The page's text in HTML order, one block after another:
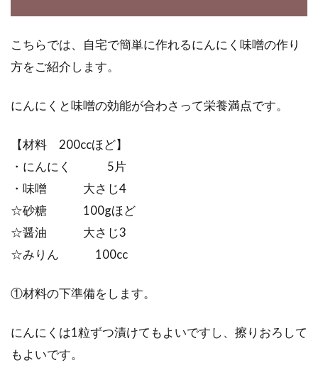
こちらでは、自宅で簡単に作れるにんにく味噌の作り
方をご紹介します。
にんにくと味噌の効能が合わさって栄養満点です。
【材料 200ccほど】
・にんにく 5片
・味噌 大さじ4
☆砂糖 100gほど
☆醤油 大さじ3
☆みりん 100cc
①材料の下準備をします。
にんにくは1粒ずつ漬けてもよいですし、擦りおろして
もよいです。